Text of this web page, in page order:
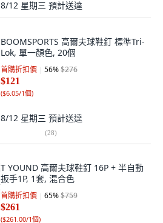
8/12 星期三 預計送達
BOOMSPORTS 高爾夫球鞋釘 標準Tri-
Lok, 單一顏色, 20個
首購折扣價 56%$276
$121
($6.05/1個)
8/12 星期三 預計送達
(28)
T YOUND 高爾夫球鞋釘 16P + 半自動
扳手1P, 1套, 混合色
首購折扣價 65%$759
$261
($261.00/1個)